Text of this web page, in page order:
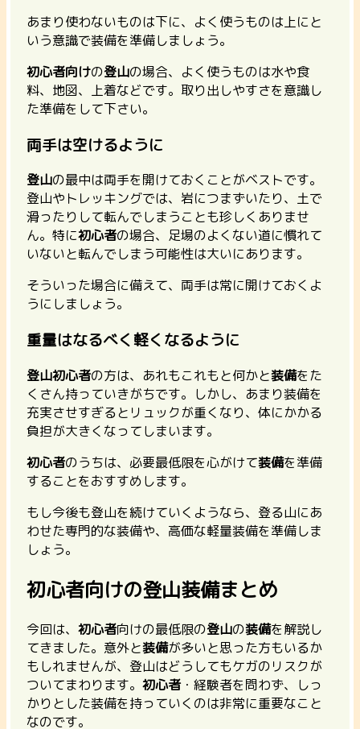
あまり使わないものは下に、よく使うものは上にと
いう意識で装備を準備しましょう。
初心者向けの登山の場合、よく使うものは水や食
料、地図、上着などです。取り出しやすさを意識し
た準備をして下さい。
両手は空けるように
登山の最中は両手を開けておくことがベストです。
登山やトレッキングでは、岩につまずいたり、土で
滑ったりして転んでしまうことも珍しくありませ
ん。特に初心者の場合、足場のよくない道に慣れて
いないと転んでしまう可能性は大いにあります。
そういった場合に備えて、両手は常に開けておくよ
うにしましょう。
重量はなるべく軽くなるように
登山初心者の方は、あれもこれもと何かと装備をた
くさん持っていきがちです。しかし、あまり装備を
充実させすぎるとリュックが重くなり、体にかかる
負担が大きくなってしまいます。
初心者のうちは、必要最低限を心がけて装備を準備
することをおすすめします。
もし今後も登山を続けていくようなら、登る山にあ
わせた専門的な装備や、高価な軽量装備を準備しま
しょう。
初心者向けの登山装備まとめ
今回は、 初心者向けの最低限の登山の装備を解説し
てきました。意外と装備が多いと思った方もいるか
もしれませんが、登山はどうしてもケガのリスクが
ついてまわります。 初心者・経験者を問わず、しっ
かりとした装備を持っていくのは非常に重要なこと
なのです。